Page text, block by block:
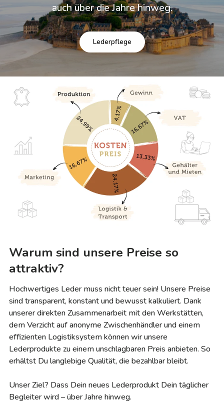
auch über die Jahre hinweg.
Lederpflege
Warum sind unsere Preise so
attraktiv?
Hochwertiges Leder muss nicht teuer sein! Unsere Preise
sind transparent, konstant und bewusst kalkuliert. Dank
unserer direkten Zusammenarbeit mit den Werkstätten,
dem Verzicht auf anonyme Zwischenhändler und einem
effizienten Logistiksystem können wir unsere
Lederprodukte zu einem unschlagbaren Preis anbieten. So
erhältst Du langlebige Qualität, die bezahlbar bleibt.
Unser Ziel? Dass Dein neues Lederprodukt Dein täglicher
Begleiter wird – über Jahre hinweg.